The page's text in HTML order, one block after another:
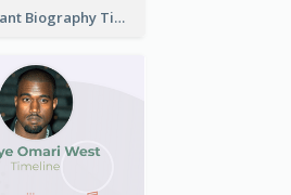
Kobe Bryant Biography Timeline